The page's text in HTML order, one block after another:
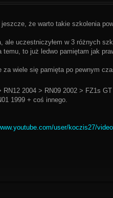
jeszcze, że warto takie szkolenia
ale uczestniczyłem w 3 różnych
to już ledwo pamiętam jak
za wiele się pamięta po pewnym
2004 > RN09 2002 > FZ1s
1999 + coś innego.
user/koczis27/